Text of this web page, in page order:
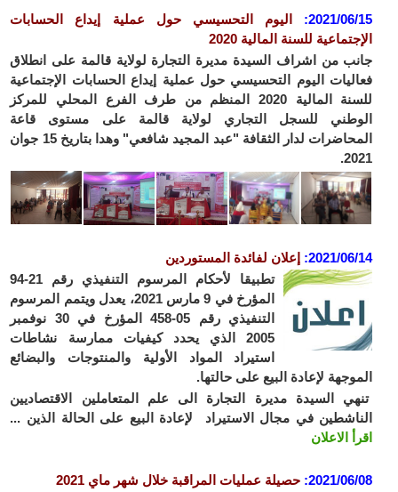
2021/
:اليوم التحسيسي حول عملية إيداع الحسابات
للسنة المالية 2020
من اشراف السيدة مديرة التجارة لولاية قالمة على انطلاق
اليوم التحسيسي حول عملية إيداع الحسابات الإجتماعية
للسنة المالية 2020 المنظم من طرف الفرع المحلي للمركز
للسجل التجاري لولاية قالمة على مستوى قاعة
المحاضرات لدار الثقافة "عبد المجيد شافعي" وهدا بتاريخ 15 جوان
2021/
: إعلان لفائدة المستوردين
تطبيقا لأحكام المرسوم التنفيذي رقم 21-94
المؤرخ في 9 مارس 2021، يعدل ويتمم المرسوم
التنفيذي رقم 05-458 المؤرخ في 30 نوفمبر
2005 الذي يحدد كيفيات ممارسة نشاطات
استيراد المواد الأولية والمنتوجات والبضائع
لإعادة البيع على حالتها.
السيدة مديرة التجارة الى علم المتعاملين الاقتصاديين
في مجال الاستيراد لإعادة البيع على الحالة الذين ...
الاعلان
2021/
: حصيلة عمليات المراقبة خلال شهر ماي 2021